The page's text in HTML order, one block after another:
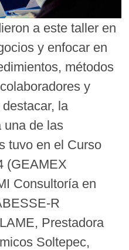
a este taller en
y enfocar en
métodos
y
la
una de las
tuvo en el Curso
(GEAMEX
Consultoría en
R
Prestadora
Soltepec,